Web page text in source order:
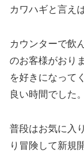
カワハギと言え
カウンターで飲
のお客様がおり
を好きになって
良い時間でした。
普段はお気に入
り冒険して新規